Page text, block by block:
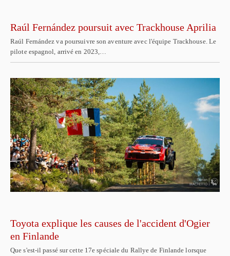
Raúl Fernández poursuit avec Trackhouse Aprilia
Raúl Fernández va poursuivre son aventure avec l'équipe Trackhouse. Le
pilote espagnol, arrivé en 2023,…
Toyota explique les causes de l'accident d'Ogier
en Finlande
Que s'est-il passé sur cette 17e spéciale du Rallye de Finlande lorsque